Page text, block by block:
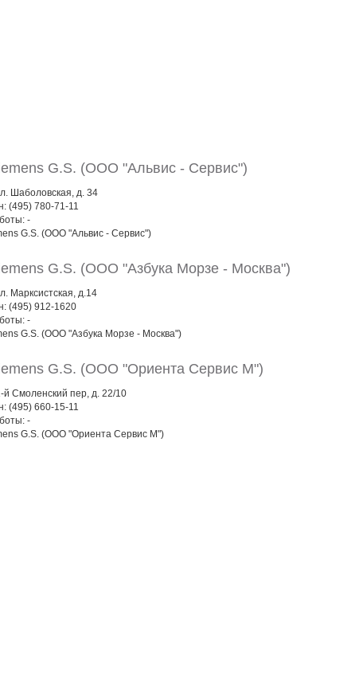
G.S. (ООО "Альвис - Сервис")
Шаболовская, д. 34
(495) 780-71-11
-
G.S. (ООО "Альвис - Сервис")
G.S. (ООО "Азбука Морзе - Москва")
Марксистская, д.14
(495) 912-1620
-
G.S. (ООО "Азбука Морзе - Москва")
G.S. (ООО "Ориента Сервис М")
й Смоленский пер, д. 22/10
(495) 660-15-11
-
G.S. (ООО "Ориента Сервис М")